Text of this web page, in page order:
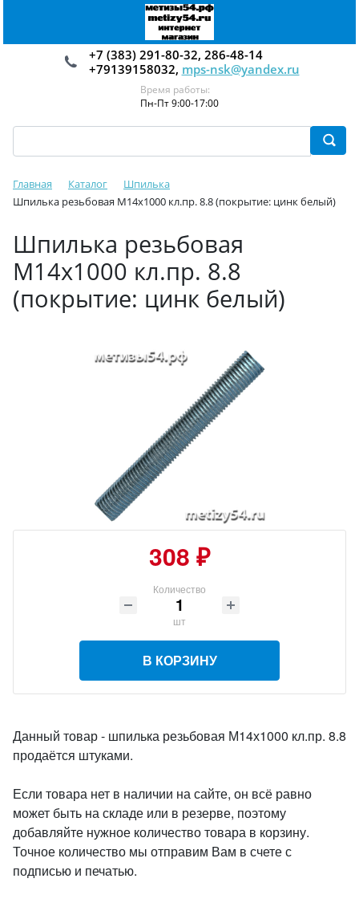
+7 (383) 291-80-32, 286-48-14
+79139158032, mps-nsk@yandex.ru
Время работы:
Пн-Пт 9:00-17:00
Главная Каталог
Шпилька
Шпилька резьбовая М14х1000 кл.пр. 8.8 (покрытие: цинк белый)
Шпилька резьбовая
М14х1000 кл.пр. 8.8
(покрытие: цинк белый)
308 ₽
Количество
шт
В КОРЗИНУ
Данный товар - шпилька резьбовая М14х1000 кл.пр. 8.8
продаётся штуками.
Если товара нет в наличии на сайте, он всё равно
может быть на складе или в резерве, поэтому
добавляйте нужное количество товара в корзину.
Точное количество мы отправим Вам в счете с
подписью и печатью.